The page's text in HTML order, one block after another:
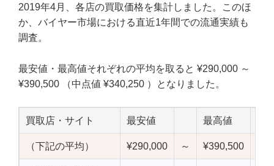
2019年4月、各店の買取価格を集計しました。このほ
か、バイヤー市場における直近1年間での流通実績も
調査。
最安値・最高値それぞれの平均を取ると ¥290,000 ～
¥390,500 （中点値 ¥340,250 ）となりました。
買取店・サイト 最安値 最高値
（下記の平均） ¥290,000 ～ ¥390,500